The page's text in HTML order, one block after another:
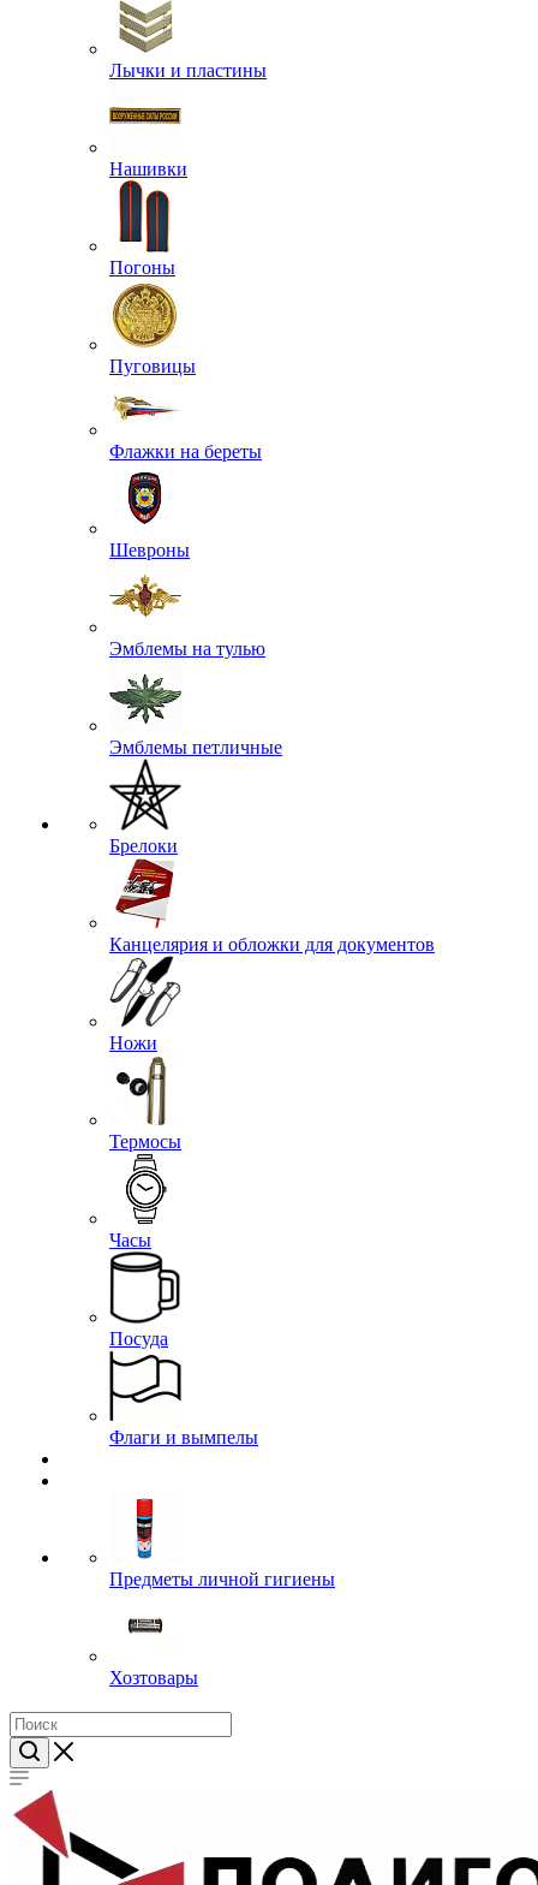
Лычки и пластины
Нашивки
Погоны
Пуговицы
Флажки на береты
Шевроны
Эмблемы на тулью
Эмблемы петличные
Брелоки
Канцелярия и обложки для документов
Ножи
Термосы
Часы
Посуда
Флаги и вымпелы
Предметы личной гигиены
Хозтовары